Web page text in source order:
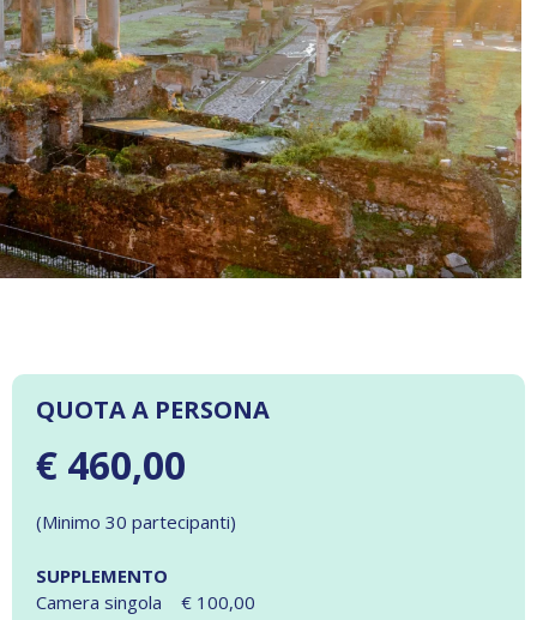
QUOTA A PERSONA
€ 460,00
(Minimo 30 partecipanti)
SUPPLEMENTO
Camera singola € 100,00